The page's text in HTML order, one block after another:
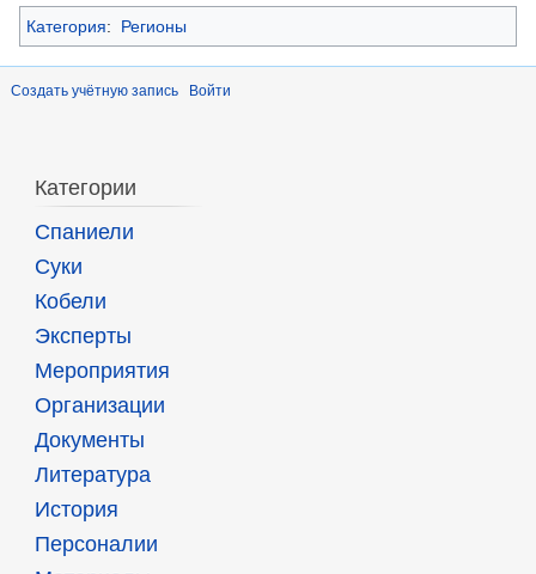
Категория: Регионы
Создать учётную запись Войти
Категории
Спаниели
Суки
Кобели
Эксперты
Мероприятия
Организации
Документы
Литература
История
Персоналии